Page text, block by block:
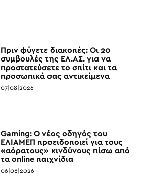
Πριν φύγετε διακοπές: Οι 20
συμβουλές της ΕΛ.ΑΣ. για να
προστατεύσετε το σπίτι και τα
προσωπικά σας αντικείμενα
07|08|2026
Gaming: Ο νέος οδηγός του
ΕΛΙΑΜΕΠ προειδοποιεί για τους
«αόρατους» κινδύνους πίσω από
τα online παιχνίδια
06|08|2026